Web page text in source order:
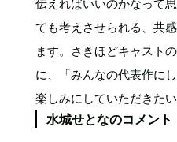
伝えればいいのかなって
ても考えさせられる、共
ます。さきほどキャスト
に、「みんなの代表作に
楽しみにしていただきたい
水城せとなのコメント